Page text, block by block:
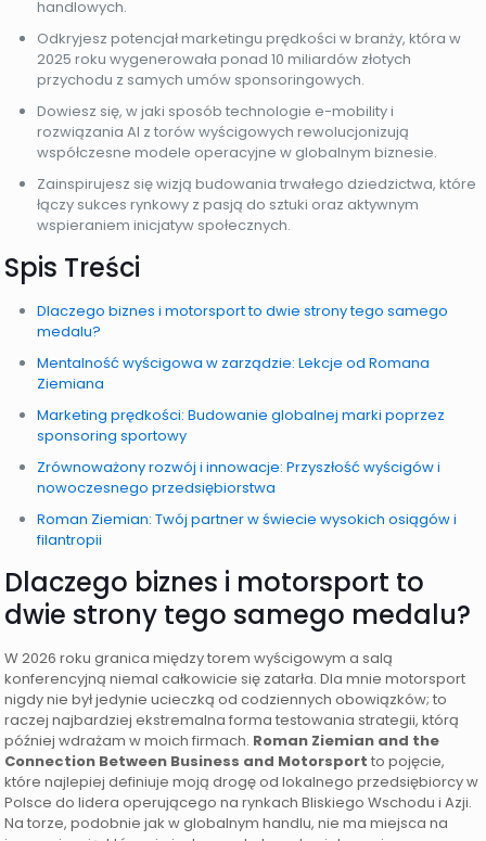
handlowych.
Odkryjesz potencjał marketingu prędkości w branży, która w
2025 roku wygenerowała ponad 10 miliardów złotych
przychodu z samych umów sponsoringowych.
Dowiesz się, w jaki sposób technologie e-mobility i
rozwiązania AI z torów wyścigowych rewolucjonizują
współczesne modele operacyjne w globalnym biznesie.
Zainspirujesz się wizją budowania trwałego dziedzictwa, które
łączy sukces rynkowy z pasją do sztuki oraz aktywnym
wspieraniem inicjatyw społecznych.
Spis Treści
Dlaczego biznes i motorsport to dwie strony tego samego
medalu?
Mentalność wyścigowa w zarządzie: Lekcje od Romana
Ziemiana
Marketing prędkości: Budowanie globalnej marki poprzez
sponsoring sportowy
Zrównoważony rozwój i innowacje: Przyszłość wyścigów i
nowoczesnego przedsiębiorstwa
Roman Ziemian: Twój partner w świecie wysokich osiągów i
filantropii
Dlaczego biznes i motorsport to
dwie strony tego samego medalu?
W 2026 roku granica między torem wyścigowym a salą
konferencyjną niemal całkowicie się zatarła. Dla mnie motorsport
nigdy nie był jedynie ucieczką od codziennych obowiązków; to
raczej najbardziej ekstremalna forma testowania strategii, którą
później wdrażam w moich firmach. Roman Ziemian and the
Connection Between Business and Motorsport to pojęcie,
które najlepiej definiuje moją drogę od lokalnego przedsiębiorcy w
Polsce do lidera operującego na rynkach Bliskiego Wschodu i Azji.
Na torze, podobnie jak w globalnym handlu, nie ma miejsca na